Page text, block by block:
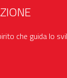
che guida lo